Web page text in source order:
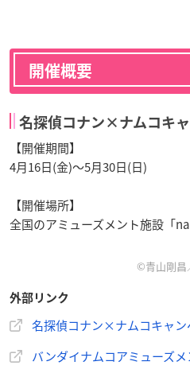
開催概要
名探偵コナン×ナムコキ
【開催期間】
4月16日(金)〜5月30日(日)
【開催場所】
全国のアミューズメント施設「
©青山剛昌
外部リンク
名探偵コナン×ナムコキャン
バンダイナムコアミューズ